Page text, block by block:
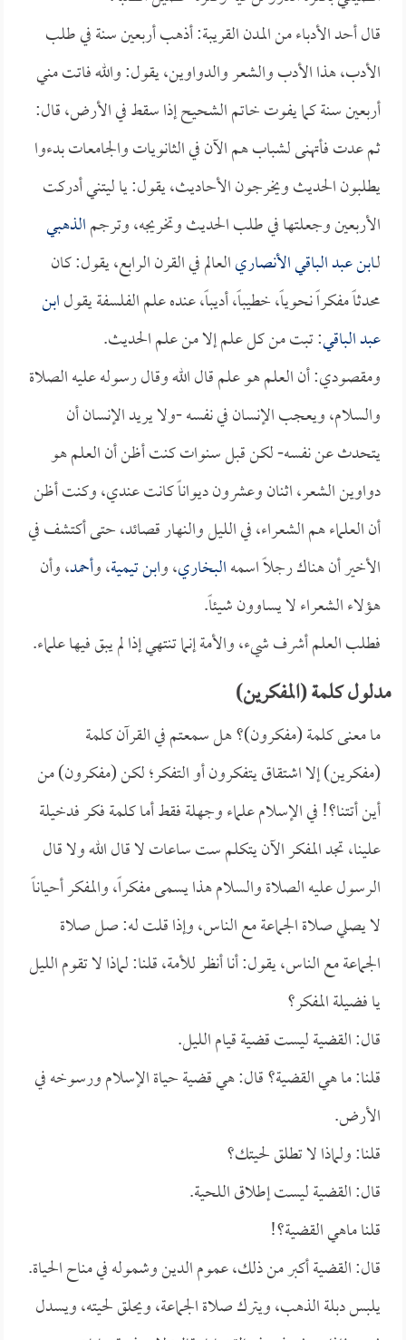
قال أحد الأدباء من المدن القريبة: أذهب أربعين سنة في طلب
الأدب، هذا الأدب والشعر والدواوين، يقول: والله فاتت مني
أربعين سنة كما يفوت خاتم الشحيح إذا سقط في الأرض، قال:
ثم عدت فأتهنى لشباب هم الآن في الثانويات والجامعات بدءوا
يطلبون الحديث ويخرجون الأحاديث، يقول: يا ليتني أدركت
الأربعين وجعلتها في طلب الحديث وتخريجه، وترجمالذهبي
لـابن عبد الباقي الأنصاريالعالم في القرن الرابع، يقول: كان
محدثاً مفكراً نحوياً، خطيباً، أديباً، عنده علم الفلسفة يقولابن
عبد الباقي: تبت من كل علم إلا من علم الحديث.
ومقصودي: أن العلم هو علم قال الله وقال رسوله عليه الصلاة
والسلام، ويعجب الإنسان في نفسه -ولا يريد الإنسان أن
يتحدث عن نفسه- لكن قبل سنوات كنت أظن أن العلم هو
دواوين الشعر، اثنان وعشرون ديواناً كانت عندي، وكنت أظن
أن العلماء هم الشعراء، في الليل والنهار قصائد، حتى أكتشف في
الأخير أن هناك رجلاً اسمهالبخاري، وابن تيمية، وأحمد، وأن
هؤلاء الشعراء لا يساوون شيئاً.
فطلب العلم أشرف شيء، والأمة إنما تنتهي إذا لم يبق فيها علماء.
مدلول كلمة (المفكرين)
ما معنى كلمة (مفكرون)؟ هل سمعتم في القرآن كلمة
(مفكرين) إلا اشتقاق يتفكرون أو التفكر؛ لكن (مفكرون) من
أين أتتنا؟! في الإسلام علماء وجهلة فقط أما كلمة فكر فدخيلة
علينا، تجد المفكر الآن يتكلم ست ساعات لا قال الله ولا قال
الرسول عليه الصلاة والسلام هذا يسمى مفكراً، والمفكر أحياناً
لا يصلي صلاة الجماعة مع الناس، وإذا قلت له: صل صلاة
الجماعة مع الناس، يقول: أنا أنظر للأمة، قلنا: لماذا لا تقوم الليل
يا فضيلة المفكر؟
قال: القضية ليست قضية قيام الليل.
قلنا: ما هي القضية؟ قال: هي قضية حياة الإسلام ورسوخه في
الأرض.
قلنا: ولماذا لا تطلق لحيتك؟
قال: القضية ليست إطلاق اللحية.
قلنا ماهي القضية؟!
قال: القضية أكبر من ذلك، عموم الدين وشموله في مناح الحياة.
يلبس دبلة الذهب، ويترك صلاة الجماعة، ويحلق لحيته، ويسدل